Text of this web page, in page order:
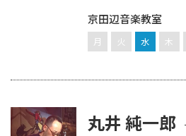
京田辺音楽教室
月 火 水 木
丸井 純一郎